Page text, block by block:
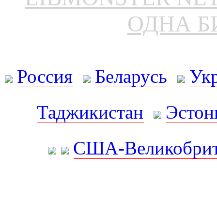
ОДНА
Россия Беларусь
Таджикистан
США-